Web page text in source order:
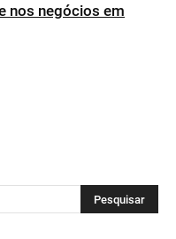
nos negócios em